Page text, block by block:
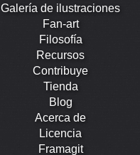
Galería de ilustraciones
Fan-art
Filosofía
Recursos
Contribuye
Tienda
Blog
Acerca de
Licencia
Framagit